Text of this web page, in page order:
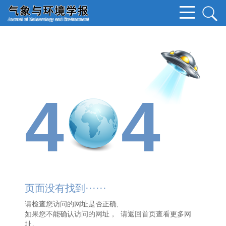
4 4
页面没有找到······
请检查您访问的网址是否正确,
如果您不能确认访问的网址， 请返回首页查看更多网
址。